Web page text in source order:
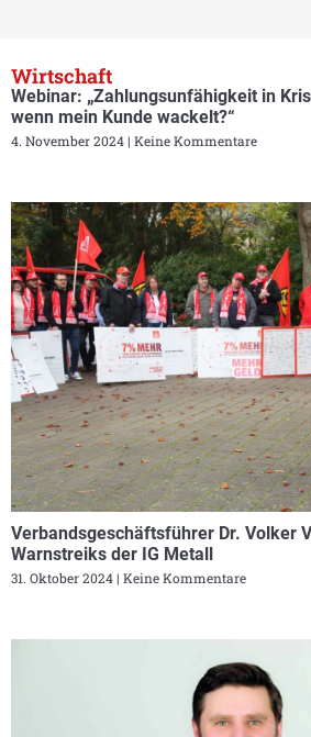
Wirtschaft
Webinar: „Zahlungsunfähigkeit in
wenn mein Kunde wackelt?“
4. November 2024 Keine Kommentare
Verbandsgeschäftsführer Dr. Volker
Warnstreiks der IG Metall
31. Oktober 2024 Keine Kommentare